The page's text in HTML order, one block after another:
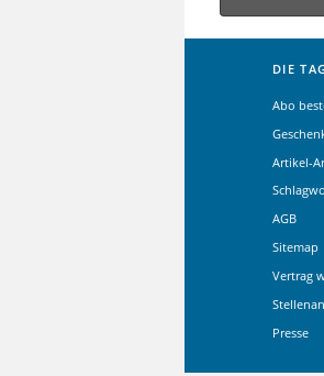
DIE
Abo
Artikel-
AGB
Sitemap
Vertrag
Presse